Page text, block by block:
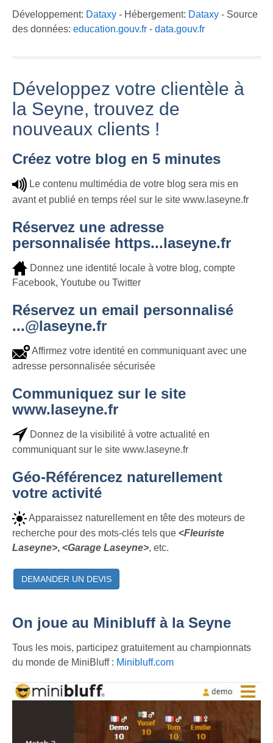
Développement: Dataxy - Hébergement: Dataxy - Source
des données: education.gouv.fr - data.gouv.fr
Développez votre clientèle à
la Seyne, trouvez de
nouveaux clients !
Créez votre blog en 5 minutes
Le contenu multimédia de votre blog sera mis en
avant et publié en temps réel sur le site www.laseyne.fr
Réservez une adresse
personnalisée https...laseyne.fr
Donnez une identité locale à votre blog, compte
Facebook, Youtube ou Twitter
Réservez un email personnalisé
...@laseyne.fr
Affirmez votre identité en communiquant avec une
adresse personnalisée sécurisée
Communiquez sur le site
www.laseyne.fr
Donnez de la visibilité à votre actualité en
communiquant sur le site www.laseyne.fr
Géo-Référencez naturellement
votre activité
Apparaissez naturellement en tête des moteurs de
recherche pour des mots-clés tels que <Fleuriste
Laseyne>, <Garage Laseyne>, etc.
DEMANDER UN DEVIS
On joue au Minibluff à la Seyne
Tous les mois, participez gratuitement au championnats
du monde de MiniBluff : Minibluff.com